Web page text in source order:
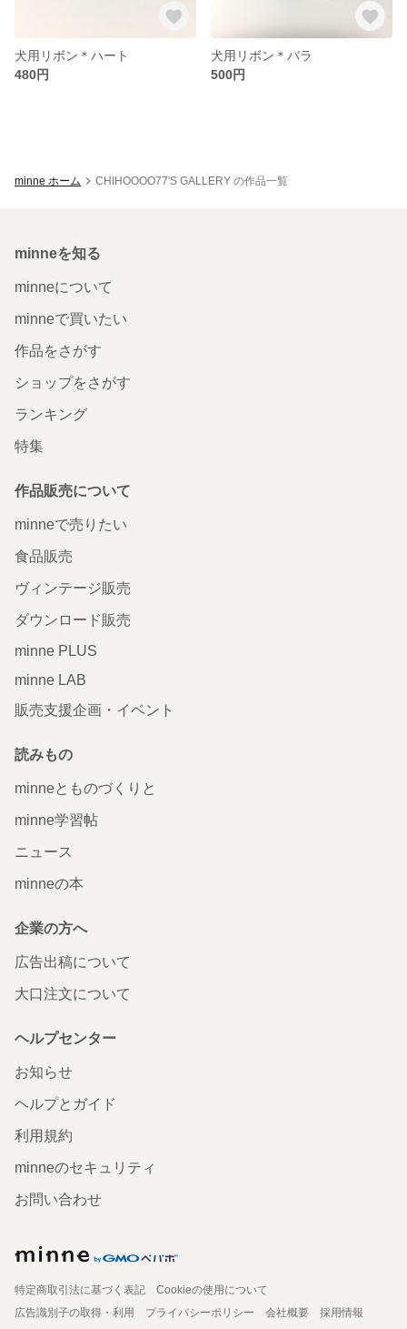
犬用リボン＊ハート
480円
犬用リボン＊バラ
500円
minne ホーム CHIHOOOO77'S GALLERY の作品一覧
minneを知る
minneについて
minneで買いたい
作品をさがす
ショップをさがす
ランキング
特集
作品販売について
minneで売りたい
食品販売
ヴィンテージ販売
ダウンロード販売
minne PLUS
minne LAB
販売支援企画・イベント
読みもの
minneとものづくりと
minne学習帖
ニュース
minneの本
企業の方へ
広告出稿について
大口注文について
ヘルプセンター
お知らせ
ヘルプとガイド
利用規約
minneのセキュリティ
お問い合わせ
特定商取引法に基づく表記
Cookieの使用について
広告識別子の取得・利用
プライバシーポリシー 会社概要
採用情報